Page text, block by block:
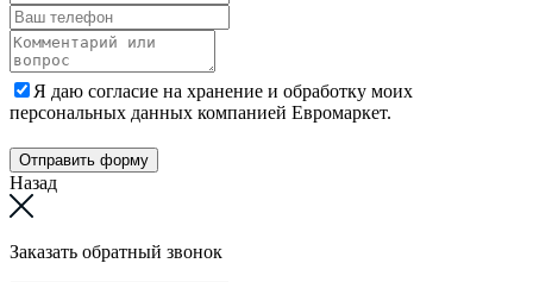
Я даю согласие на хранение и обработку моих
персональных данных компанией Евромаркет.
Отправить форму
Назад
Заказать обратный звонок